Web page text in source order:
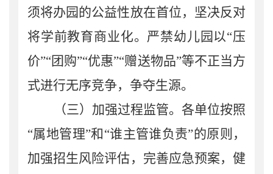
须将办园的公益性放在首位，坚决反对
将学前教育商业化。严禁幼儿园 以“压
价”“团购”“优惠”“赠送物品”等不正当方
式进行无序竞争，争夺生源。
（三）加强过程监管。 各单位按照
“属地管理”和“谁主管谁负责”的原则，
加强招生风险评估，完善应急预案，健